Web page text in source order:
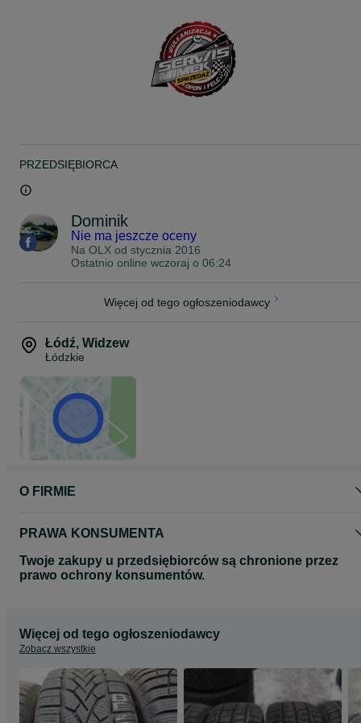
Zapraszam na nasze inne aukcje
PRZEDSIĘBIORCA
Dominik
Nie ma jeszcze oceny
Na OLX od stycznia 2016
Ostatnio online wczoraj o 06:24
Więcej od tego ogłoszeniodawcy
Łódź, Widzew
Łódzkie
O FIRMIE
PRAWA KONSUMENTA
Twoje zakupy u przedsiębiorców są chronione przez
prawo ochrony konsumentów.
Więcej od tego ogłoszeniodawcy
Zobacz wszystkie